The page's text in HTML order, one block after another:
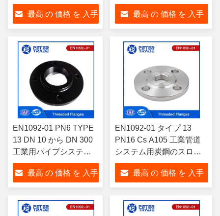
レッドパイプフレンズ
PN 40 石油・ガス産業
用
最高 の 価格 を 入手
レンズ 水/電力産業用
304/314/316
最高 の 価格 を 入手
EN1092-01 PN6 TYPE
13 DN 10 から DN 300
工業用パイプシステム
のTHRF
最高 の 価格 を 入手
EN1092-01 タイプ 13
PN16 Cs A105 工業管道
システム用炭鋼のスロー
リングフラングス THRF
上げ面/平面
最高 の 価格 を 入手